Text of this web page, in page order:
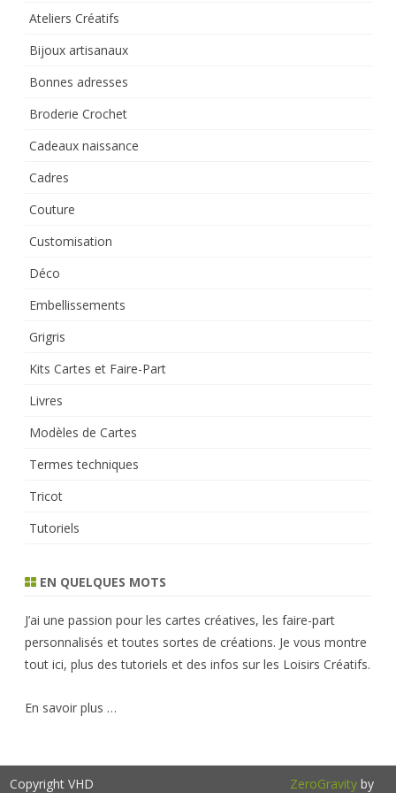
Ateliers Créatifs
Bijoux artisanaux
Bonnes adresses
Broderie Crochet
Cadeaux naissance
Cadres
Couture
Customisation
Déco
Embellissements
Grigris
Kits Cartes et Faire-Part
Livres
Modèles de Cartes
Termes techniques
Tricot
Tutoriels
EN QUELQUES MOTS
J’ai une passion pour les cartes créatives, les faire-part
personnalisés et toutes sortes de créations. Je vous montre
tout ici, plus des tutoriels et des infos sur les Loisirs Créatifs.
En savoir plus …
Copyright VHD ZeroGravityby